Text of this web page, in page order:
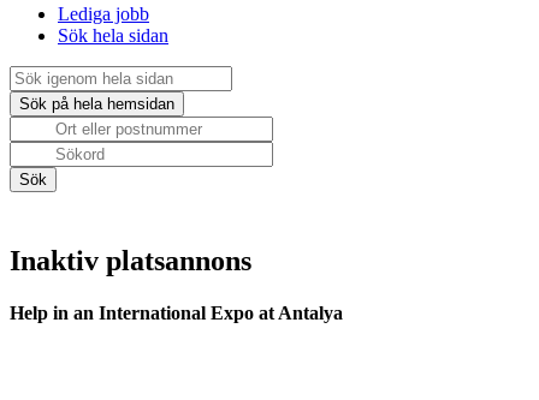
Lediga jobb
Sök hela sidan
Inaktiv platsannons
Help in an International Expo at Antalya